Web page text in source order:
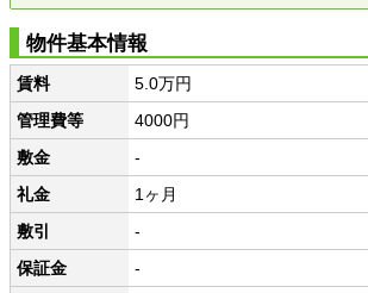
物件基本情報
賃料
5.0万円
管理費等
4000円
敷金
-
礼金
1ヶ月
敷引
-
保証金
-